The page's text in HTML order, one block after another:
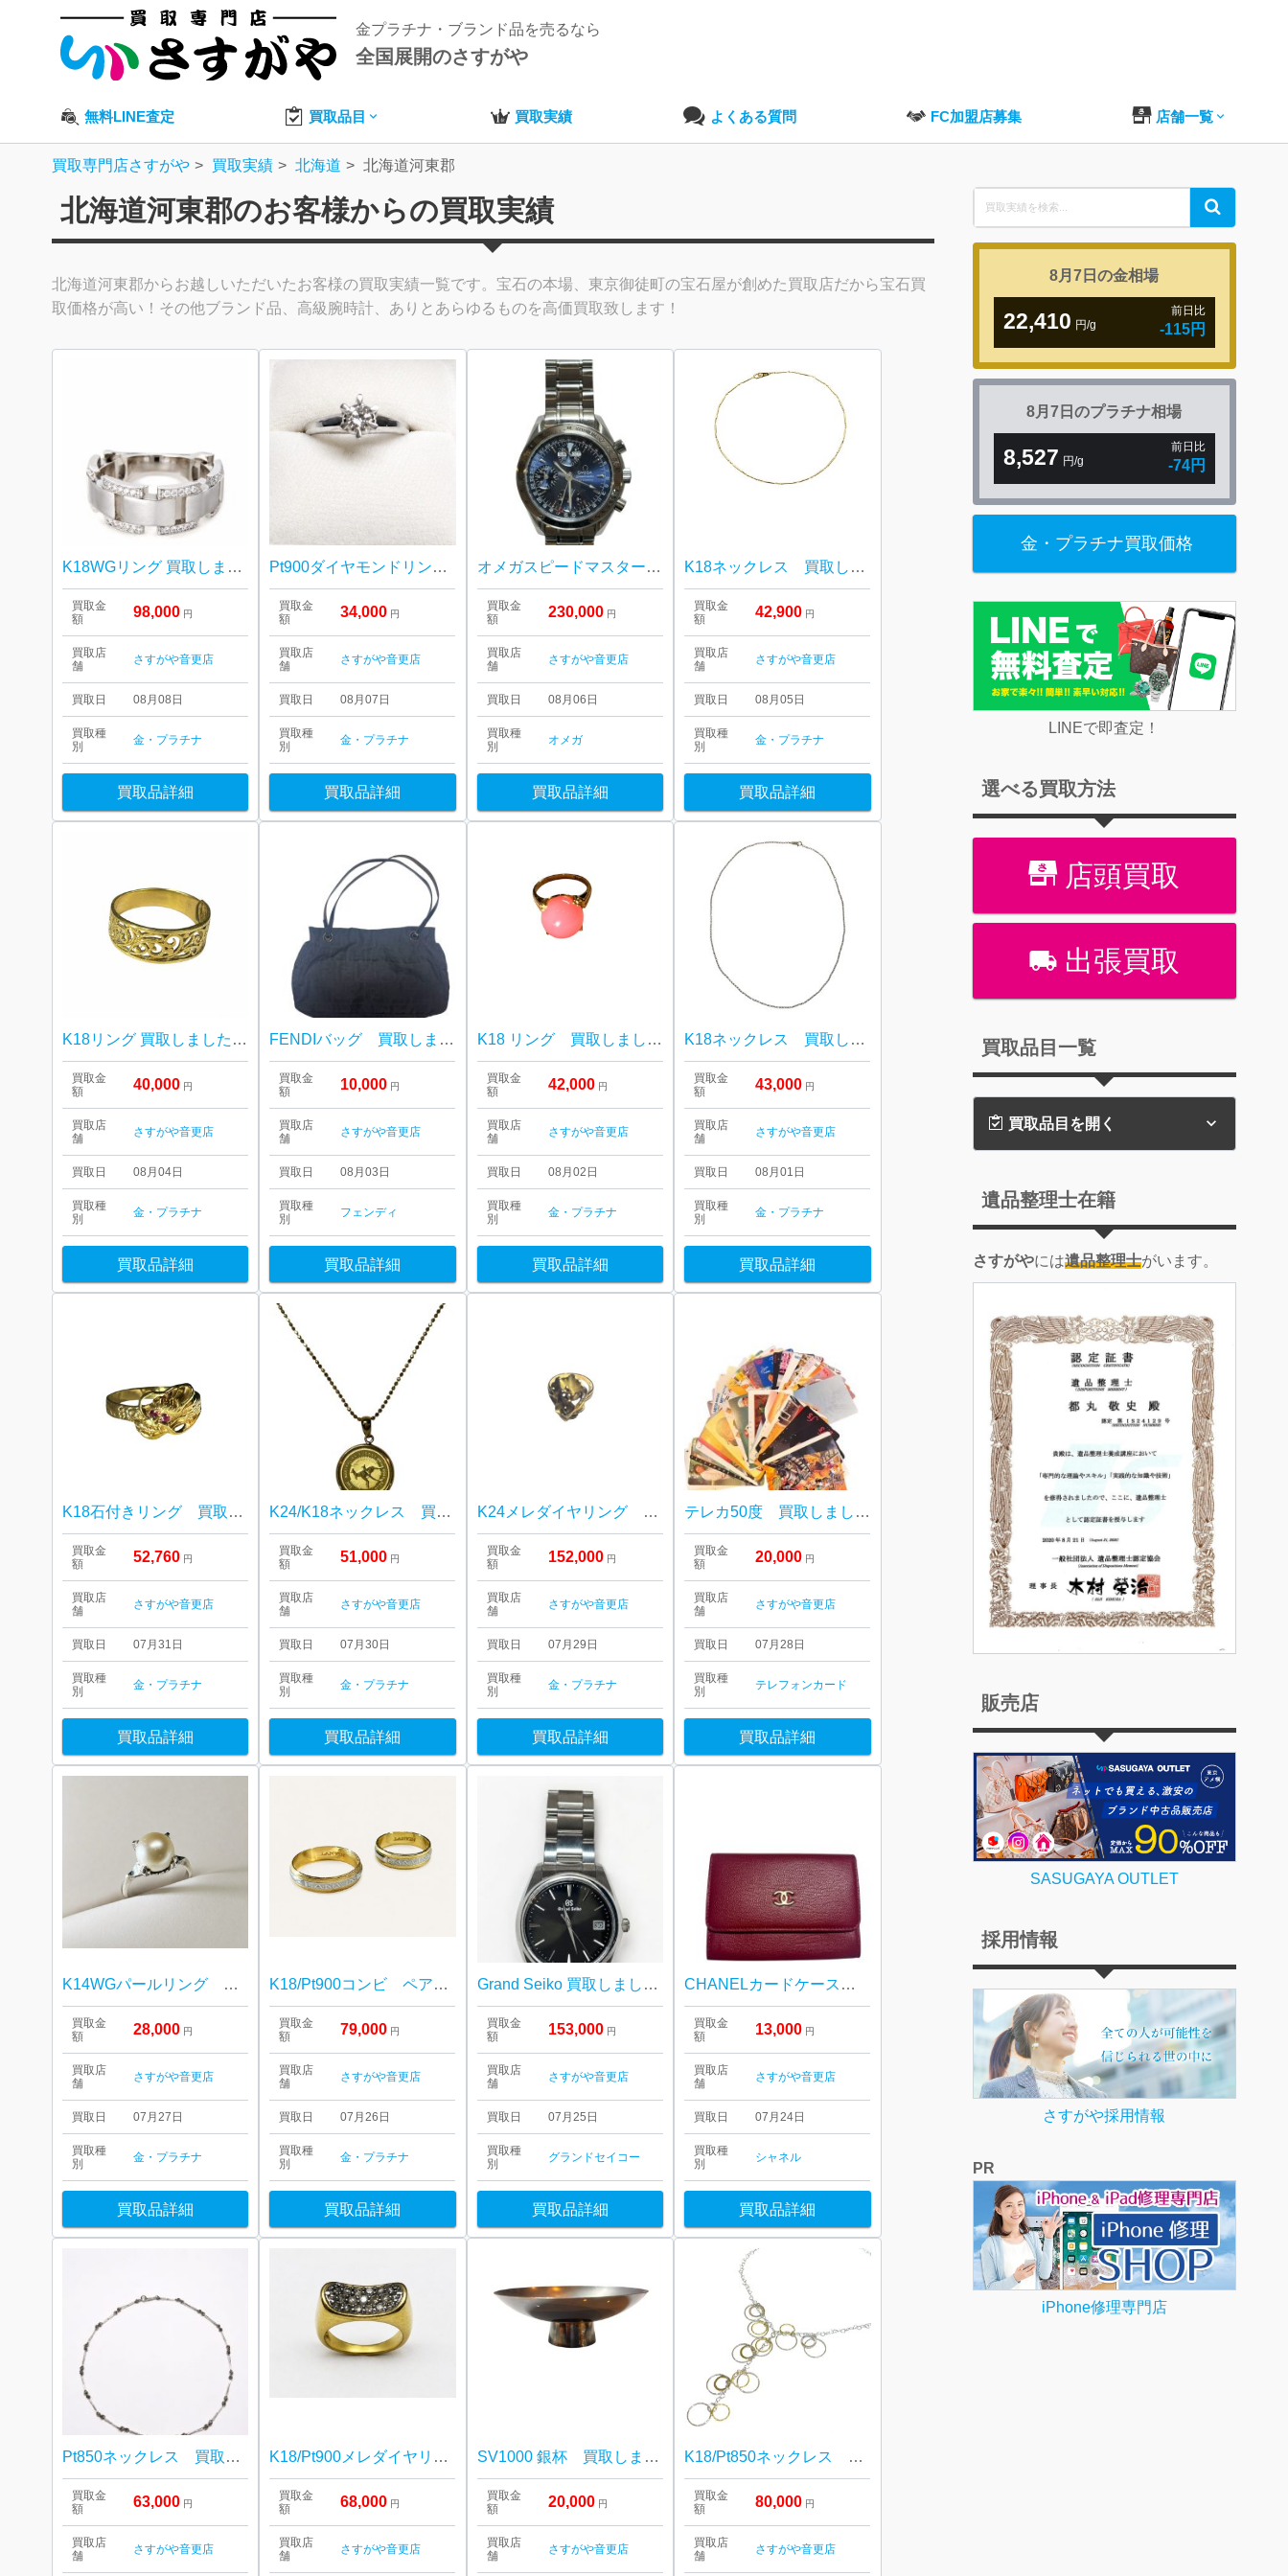
金プラチナ・ブランド品を売るなら
全国展開のさすがや
無料LINE査定 買取品目 買取実績 よくある質問 FC加盟店募集 店舗一覧
買取専門店さすがや 買取実績 北海道 北海道河東郡
北海道河東郡のお客様からの買取実績
北海道河東郡からお越しいただいたお客様の買取実績一覧です。宝石の本場、東京御徒町の宝石屋が創めた買取店だから宝石買
取価格が高い！その他ブランド品、高級腕時計、ありとあらゆるものを高価買取致します！
K18WGリング 買取しました！さすがや音更店
買取金
額
98,000 円
買取店
舗
さすがや音更店
買取日 08月08日
買取種
別
金・プラチナ
買取品詳細
Pt900ダイヤモンドリング 買取しました！さすがや音更店
買取金
額
34,000 円
買取店
舗
さすがや音更店
買取日 08月07日
買取種
別
金・プラチナ
買取品詳細
オメガスピードマスター 買取しました！さすがや音更店
買取金
額
230,000 円
買取店
舗
さすがや音更店
買取日 08月06日
買取種
別
オメガ
買取品詳細
K18ネックレス 買取しました！さすがや音更店
買取金
額
42,900 円
買取店
舗
さすがや音更店
買取日 08月05日
買取種
別
金・プラチナ
買取品詳細
K18リング 買取しました！さすがや音更店
買取金
額
40,000 円
買取店
舗
さすがや音更店
買取日 08月04日
買取種
別
金・プラチナ
買取品詳細
FENDIバッグ 買取しました！さすがや音更店
買取金
額
10,000 円
買取店
舗
さすがや音更店
買取日 08月03日
買取種
別
フェンディ
買取品詳細
K18 リング 買取しました！さすがや音更店
買取金
額
42,000 円
買取店
舗
さすがや音更店
買取日 08月02日
買取種
別
金・プラチナ
買取品詳細
K18ネックレス 買取しました！さすがや音更店
買取金
額
43,000 円
買取店
舗
さすがや音更店
買取日 08月01日
買取種
別
金・プラチナ
買取品詳細
K18石付きリング 買取しました！さすがや音更店
買取金
額
52,760 円
買取店
舗
さすがや音更店
買取日 07月31日
買取種
別
金・プラチナ
買取品詳細
K24/K18ネックレス 買取しました！さすがや音更店
買取金
額
51,000 円
買取店
舗
さすがや音更店
買取日 07月30日
買取種
別
金・プラチナ
買取品詳細
K24メレダイヤリング 買取しました！さすがや音更店
買取金
額
152,000 円
買取店
舗
さすがや音更店
買取日 07月29日
買取種
別
金・プラチナ
買取品詳細
テレカ50度 買取しました！さすがや音更店
買取金
額
20,000 円
買取店
舗
さすがや音更店
買取日 07月28日
買取種
別
テレフォンカード
買取品詳細
K14WGパールリング 買取しました！さすがや音更店
買取金
額
28,000 円
買取店
舗
さすがや音更店
買取日 07月27日
買取種
別
金・プラチナ
買取品詳細
K18/Pt900コンビ ペアリング 買取しました！さすがや音更店
買取金
額
79,000 円
買取店
舗
さすがや音更店
買取日 07月26日
買取種
別
金・プラチナ
買取品詳細
Grand Seiko 買取しました！さすがや音更店
買取金
額
153,000 円
買取店
舗
さすがや音更店
買取日 07月25日
買取種
別
グランドセイコー
買取品詳細
CHANELカードケース 買取しました！さすがや音更店
買取金
額
13,000 円
買取店
舗
さすがや音更店
買取日 07月24日
買取種
別
シャネル
買取品詳細
Pt850ネックレス 買取しました！さすがや音更店
買取金
額
63,000 円
買取店
舗
さすがや音更店
K18/Pt900メレダイヤリング 買取しました！さすがや音更店
買取金
額
68,000 円
買取店
舗
さすがや音更店
SV1000 銀杯 買取しました！さすがや音更店
買取金
額
20,000 円
買取店
舗
さすがや音更店
K18/Pt850ネックレス 買取しました！さすがや音更店
買取金
額
80,000 円
買取店
舗
さすがや音更店
Search
for:
Search
8月7日の金相場
22,410 円/g
前日比
-115円
8月7日のプラチナ相場
8,527 円/g
前日比
-74円
金・プラチナ買取価格
LINEで即査定！
選べる買取方法
店頭買取
出張買取
買取品目一覧
買取品目を開く
遺品整理士在籍
さすがやには遺品整理士がいます。
販売店
SASUGAYA OUTLET
採用情報
さすがや採用情報
PR
iPhone修理専門店